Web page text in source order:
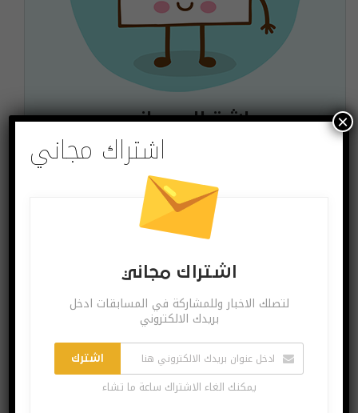
اشتراك مجاني
لتصلك الاخبار وللمشاركة في المسابقات ادخل بريدك
يمكنك الغاء الاشتراك ساعة ما تشاء
البوست السابق
بالفيديو استعراض
قناع الوجه الخاص بـ
البوست القادم
غوغل تعلن عن هاتفي
اشتراك مجاني
اشتراك مجاني
لتصلك الاخبار وللمشاركة في المسابقات ادخل
بريدك الالكتروني
اشترك
يمكنك الغاء الاشتراك ساعة ما تشاء
×